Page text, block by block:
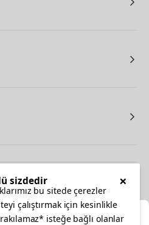
×
sizdedir
bu sitede çerezler
çalıştırmak için kesinlikle
isteğe bağlı olanlar